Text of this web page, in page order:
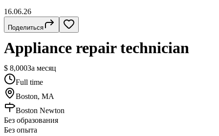
16.06.26
Поделиться
Appliance repair technician
$ 8,000За месяц
Full time
Boston, MA
Boston Newton
Без образования
Без опыта